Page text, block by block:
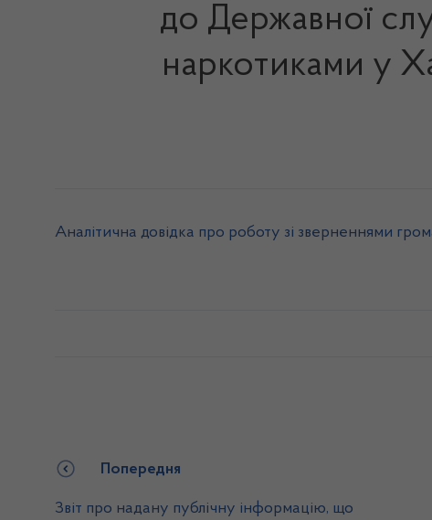
до Державної
наркотиками у
Аналітична довідка про роботу зі зверненнями
Попередня
Звіт про надану публічну інформацію, що